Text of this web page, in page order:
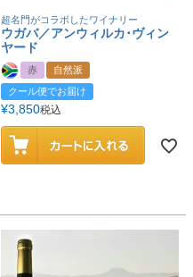
超名門がコラボしたワイナリー
ウガバ／アンウィルカ･ヴィン
ヤード
赤
自然派
クール便でお届け
¥3,850税込